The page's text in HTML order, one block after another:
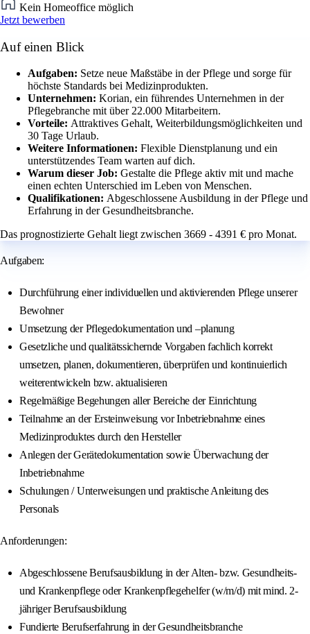
Kein Homeoffice möglich
Jetzt bewerben
Auf einen Blick
Aufgaben: Setze neue Maßstäbe in der Pflege und sorge für
höchste Standards bei Medizinprodukten.
Unternehmen: Korian, ein führendes Unternehmen in der
Pflegebranche mit über 22.000 Mitarbeitern.
Vorteile: Attraktives Gehalt, Weiterbildungsmöglichkeiten und
30 Tage Urlaub.
Weitere Informationen: Flexible Dienstplanung und ein
unterstützendes Team warten auf dich.
Warum dieser Job: Gestalte die Pflege aktiv mit und mache
einen echten Unterschied im Leben von Menschen.
Qualifikationen: Abgeschlossene Ausbildung in der Pflege und
Erfahrung in der Gesundheitsbranche.
Das prognostizierte Gehalt liegt zwischen 3669 - 4391 € pro Monat.
Aufgaben:
Durchführung einer individuellen und aktivierenden Pflege unserer
Bewohner
Umsetzung der Pflegedokumentation und –planung
Gesetzliche und qualitätssichernde Vorgaben fachlich korrekt
umsetzen, planen, dokumentieren, überprüfen und kontinuierlich
weiterentwickeln bzw. aktualisieren
Regelmäßige Begehungen aller Bereiche der Einrichtung
Teilnahme an der Ersteinweisung vor Inbetriebnahme eines
Medizinproduktes durch den Hersteller
Anlegen der Gerätedokumentation sowie Überwachung der
Inbetriebnahme
Schulungen / Unterweisungen und praktische Anleitung des
Personals
Anforderungen:
Abgeschlossene Berufsausbildung in der Alten- bzw. Gesundheits-
und Krankenpflege oder Krankenpflegehelfer (w/m/d) mit mind. 2-
jähriger Berufsausbildung
Fundierte Berufserfahrung in der Gesundheitsbranche